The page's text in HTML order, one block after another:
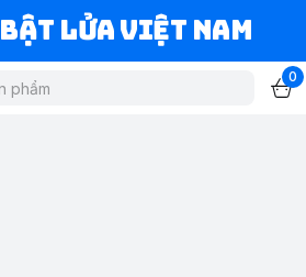
Lửa Việt Nam
0